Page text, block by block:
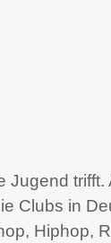
Clubs in
Hiphop,